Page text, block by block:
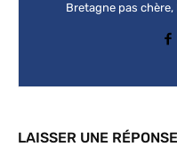
Bretagne pas chère,
LAISSER UNE RÉPONSE